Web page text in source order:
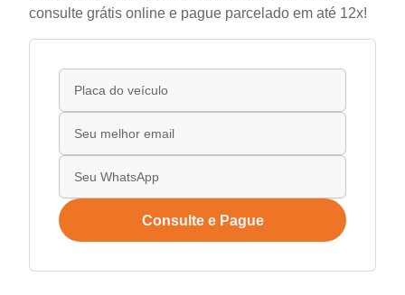
consulte grátis online e pague parcelado em até 12x!
Consulte e Pague